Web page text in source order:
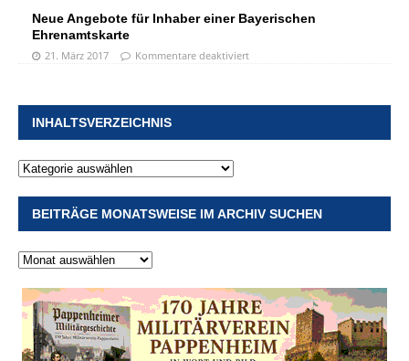
Neue Angebote für Inhaber einer Bayerischen
Ehrenamtskarte
21. März 2017 Kommentare deaktiviert
INHALTSVERZEICHNIS
BEITRÄGE MONATSWEISE IM ARCHIV SUCHEN